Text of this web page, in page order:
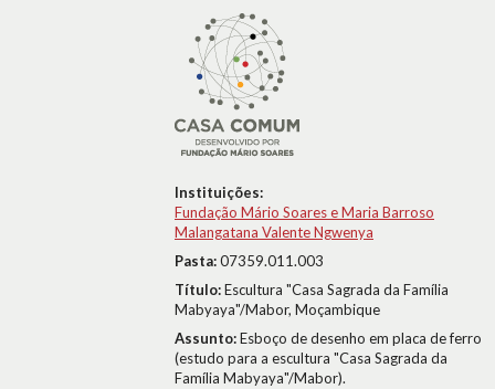
Instituições:
Fundação Mário Soares e Maria Barroso
Malangatana Valente Ngwenya
Pasta:07359.011.003
Título:Escultura "Casa Sagrada da Família
Mabyaya"/Mabor, Moçambique
Assunto:Esboço de desenho em placa de ferro
(estudo para a escultura "Casa Sagrada da
Família Mabyaya"/Mabor).